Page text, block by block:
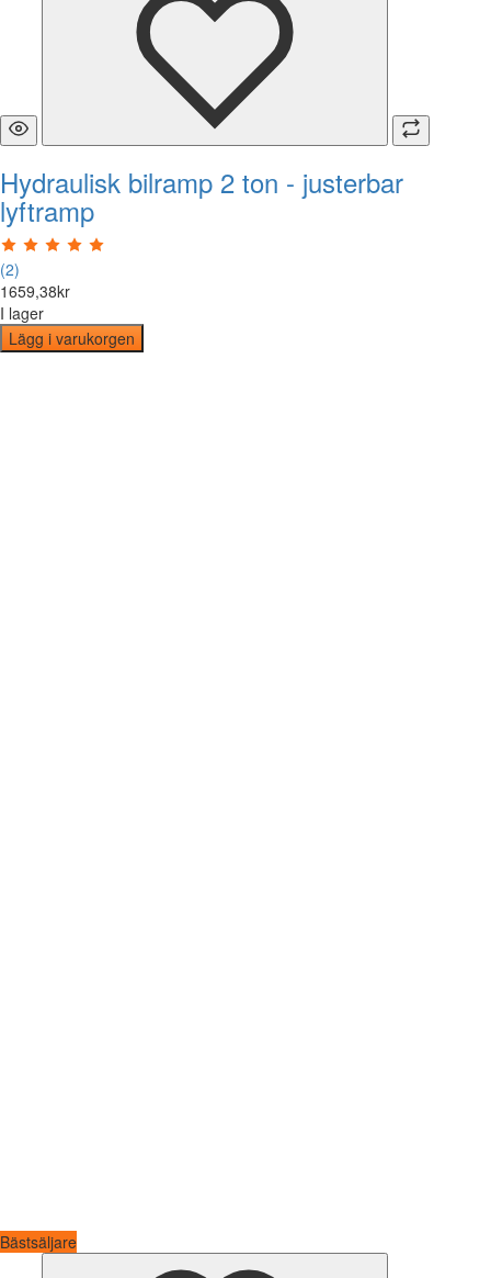
Hydraulisk bilramp 2 ton - justerbar
lyftramp
(2)
1659,38kr
I lager
Lägg i varukorgen
Bästsäljare